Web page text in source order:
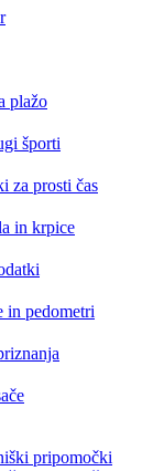
plažo
športi
za prosti čas
in krpice
in pedometri
pripomočki